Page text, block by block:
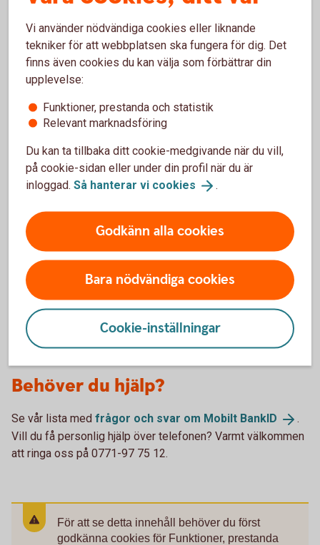
Skaffa Mobilt BankID i appen för
privatpersoner
Ladda ner BankID säkerhetsapp från App Store eller
Google Play till din mobiltelefon.
Logga in i appen för privatpersoner med din
säkerhetsdosa.
Tryck på menyraden.
Tryck på Inställningar.
Tryck på Övriga tjänster.
Tryck på Mobilt BankID.
Tryck på Beställ Mobilt BankID
Godkänn villkoren och följ instruktionerna. Klart!
Behöver du hjälp?
Se vår lista med frågor och svar om Mobilt BankID
.
Vill du få personlig hjälp över telefonen? Varmt välkommen
att ringa oss på 0771-97 75 12.
För att se detta innehåll behöver du först
godkänna cookies för Funktioner, prestanda
Vi använder nödvändiga cookies eller liknande
tekniker för att webbplatsen ska fungera för dig. Det
finns även cookies du kan välja som förbättrar din
upplevelse:
Funktioner, prestanda och statistik
Relevant marknadsföring
Du kan ta tillbaka ditt cookie-medgivande när du vill,
på cookie-sidan eller under din profil när du är
inloggad. Så hanterar vi cookies .
Godkänn alla cookies
Bara nödvändiga cookies
Cookie-inställningar